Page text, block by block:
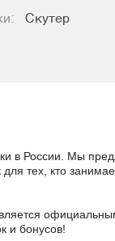
Скутер
в России. Мы
тех, кто
и бонусов!